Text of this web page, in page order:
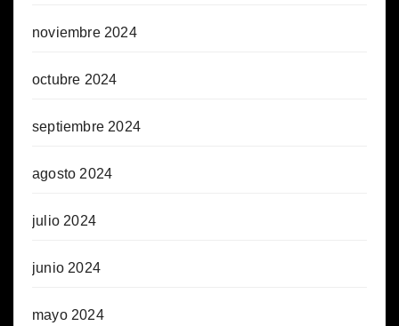
noviembre 2024
octubre 2024
septiembre 2024
agosto 2024
julio 2024
junio 2024
mayo 2024